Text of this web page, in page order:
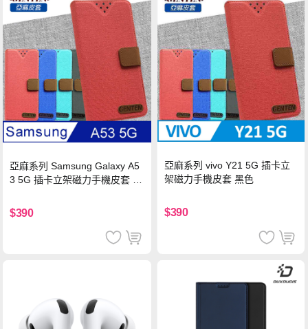
亞麻系列 Samsung Galaxy A5
3 5G 插卡立架磁力手機皮套 藍
$390
亞麻系列 vivo Y21 5G 插卡立
架磁力手機皮套 黑色
$390